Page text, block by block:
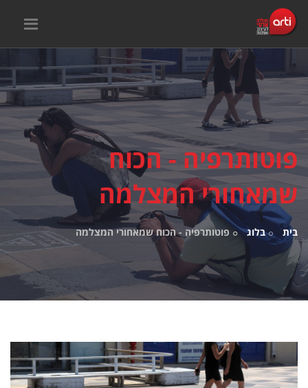
פוטותרפיה - הכוח
שמאחורי המצלמה
בית בלוג פוטותרפיה - הכוח שמאחורי המצלמה